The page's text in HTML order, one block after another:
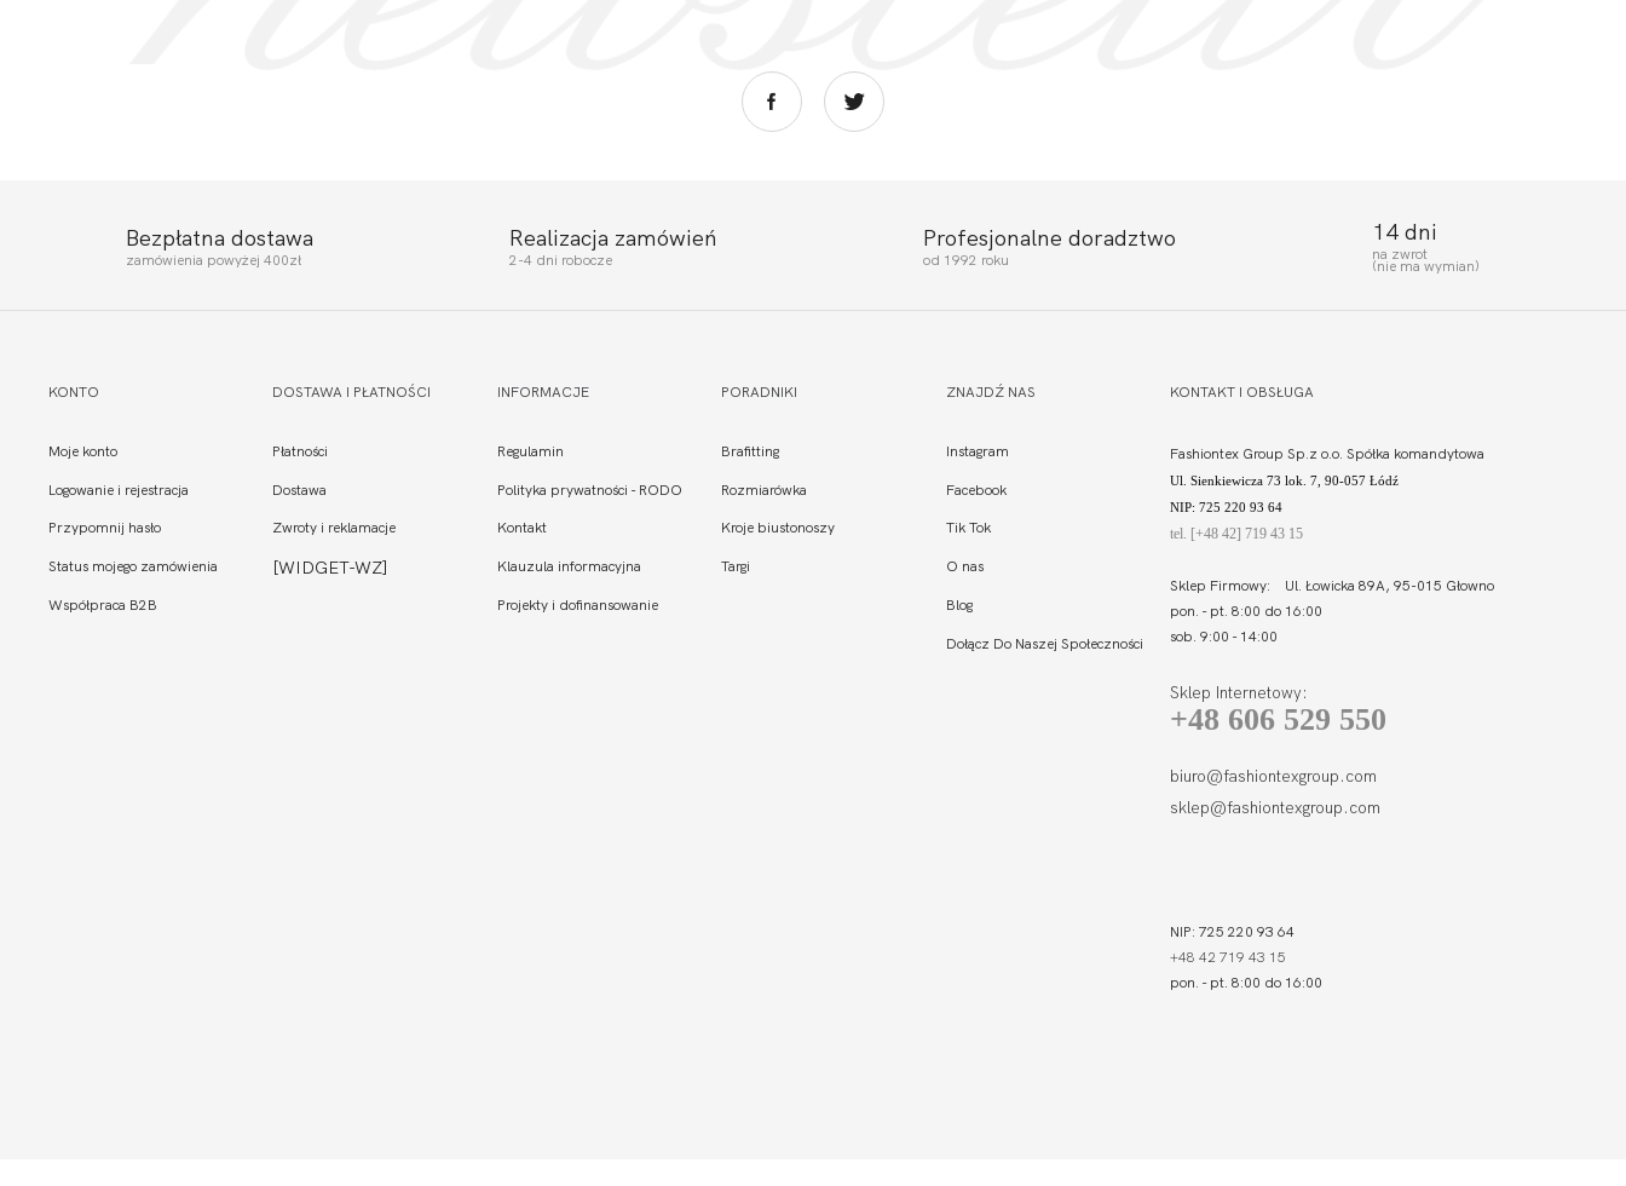
Bezpłatna dostawa
zamówienia powyżej 400zł
Realizacja zamówień
2-4 dni robocze
Profesjonalne doradztwo
od 1992 roku
14 dni
na zwrot
(nie ma wymian)
KONTO
Moje konto
Logowanie i rejestracja
Przypomnij hasło
Status mojego zamówienia
Współpraca B2B
DOSTAWA I PŁATNOŚCI
Płatności
Dostawa
Zwroty i reklamacje
[WIDGET-WZ]
INFORMACJE
Regulamin
Polityka prywatności - RODO
Kontakt
Klauzula informacyjna
Projekty i dofinansowanie
PORADNIKI
Brafitting
Rozmiarówka
Kroje biustonoszy
Targi
ZNAJDŹ NAS
Instagram
Facebook
Tik Tok
O nas
Blog
Dołącz Do Naszej Społeczności
KONTAKT I OBSŁUGA
Fashiontex Group Sp.z o.o. Spółka komandytowa
Ul. Sienkiewicza 73 lok. 7, 90-057 Łódź
NIP: 725 220 93 64
tel. [+48 42] 719 43 15
Sklep Firmowy: Ul. Łowicka 89A, 95-015 Głowno
pon. - pt. 8:00 do 16:00
sob. 9:00 - 14:00
Sklep Internetowy:
+48 606 529 550
biuro@fashiontexgroup.com
sklep@fashiontexgroup.com
NIP: 725 220 93 64
+48 42 719 43 15
pon. - pt. 8:00 do 16:00